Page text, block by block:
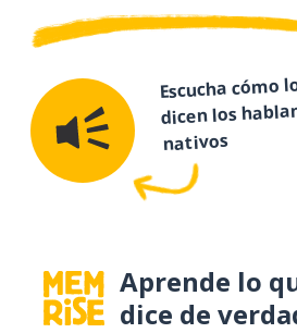
Escucha cómo
dicen los
nativos
Aprende lo
dice de